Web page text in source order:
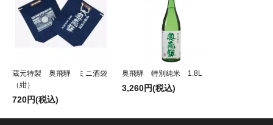
蔵元特製 奥飛騨 ミニ酒袋
（紺）
720円(税込)
奥飛騨 特別純米 1.8L
3,260円(税込)